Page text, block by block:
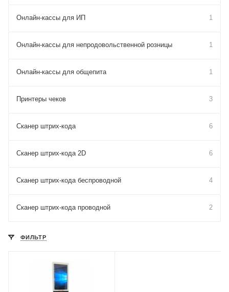
Онлайн-кассы для ИП 1
Онлайн-кассы для непродовольственной розницы 1
Онлайн-кассы для общепита 1
Принтеры чеков 3
Сканер штрих-кода 6
Сканер штрих-кода 2D 6
Сканер штрих-кода беспроводной 4
Сканер штрих-кода проводной 2
ФИЛЬТР